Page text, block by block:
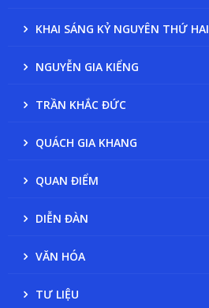
KHAI SÁNG KỶ NGUYÊN THỨ HAI
NGUYỄN GIA KIỂNG
TRẦN KHẮC ĐỨC
QUÁCH GIA KHANG
QUAN ĐIỂM
DIỄN ĐÀN
VĂN HÓA
TƯ LIỆU